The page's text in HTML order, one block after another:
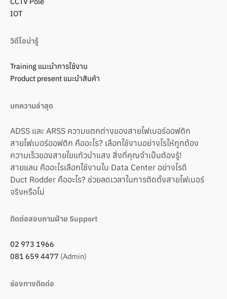
IOT
วิดีโอน่ารู้
Training แนะนำการใช้งาน
Product present แนะนำสินค้า
บทความล่าสุด
ADSS และ ARSS ความแตกต่างของสายไฟเบอร์ออฟติก
สายไฟเบอร์ออฟติก คืออะไร? เลือกใช้งานอย่างไรให้ถูกต้อง
ความเร็วของสายใยแก้วนำแสง สิ่งที่คุณจำเป็นต้องรู้!
สายแลน คืออะไรเลือกใช้งานใน Data Center อย่างไรดี
Duct Rodder คืออะไร? ช่วยลดเวลาในการติดตั้งสายไฟเบอร์
จริงหรือไม่
ติดต่อสอบถามฝ่าย Support
02 973 1966
081 659 4477 (Admin)
ช่องทางติดต่อ